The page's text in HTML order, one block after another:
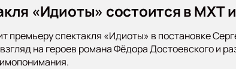
«Идиоты» состоится в МХТ
премьеру спектакля «Идиоты» в постановке
на героев романа Фёдора Достоевского и